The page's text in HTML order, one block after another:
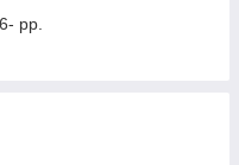
рр.